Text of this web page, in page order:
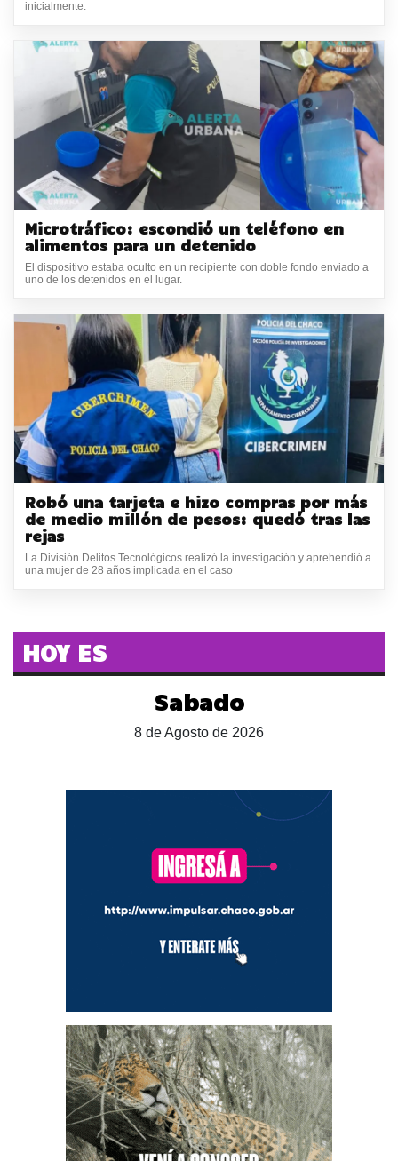
inicialmente.
Microtráfico: escondió un teléfono en
alimentos para un detenido
El dispositivo estaba oculto en un recipiente con doble fondo enviado a
uno de los detenidos en el lugar.
Robó una tarjeta e hizo compras por más
de medio millón de pesos: quedó tras las
rejas
La División Delitos Tecnológicos realizó la investigación y aprehendió a
una mujer de 28 años implicada en el caso
HOY ES
Sabado
8 de Agosto de 2026